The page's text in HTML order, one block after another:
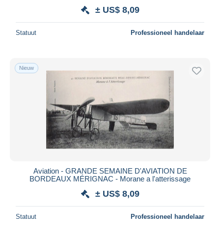
± US$ 8,09
Statuut Professioneel handelaar
Nieuw
Aviation - GRANDE SEMAINE D'AVIATION DE
BORDEAUX MÉRIGNAC - Morane a l'atterissage
± US$ 8,09
Statuut Professioneel handelaar